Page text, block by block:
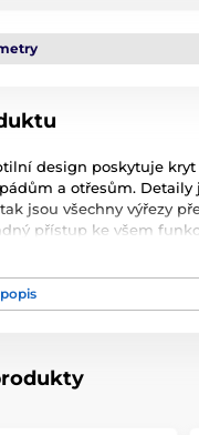
design poskytuje
a otřesům. Detaily
jsou všechny výřezy
přístup ke všem
materiálu